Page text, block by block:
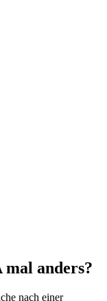
anders?
nach einer